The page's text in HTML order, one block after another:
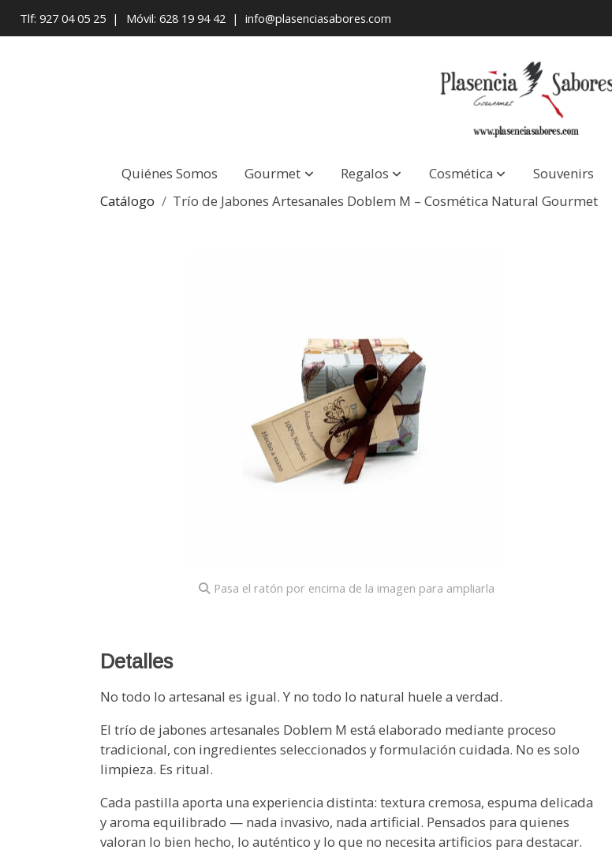
Tlf: 927 04 05 25 | Móvil: 628 19 94 42 | info@plasenciasabores.com
Quiénes Somos Gourmet Regalos Cosmética Souvenirs
Catálogo
Trío de Jabones Artesanales Doblem M – Cosmética Natural Gourmet
Pasa el ratón por encima de la imagen para ampliarla
Detalles
No todo lo artesanal es igual. Y no todo lo natural huele a verdad.
El trío de jabones artesanales Doblem M está elaborado mediante proceso
tradicional, con ingredientes seleccionados y formulación cuidada. No es solo
limpieza. Es ritual.
Cada pastilla aporta una experiencia distinta: textura cremosa, espuma delicada
y aroma equilibrado — nada invasivo, nada artificial. Pensados para quienes
valoran lo bien hecho, lo auténtico y lo que no necesita artificios para destacar.